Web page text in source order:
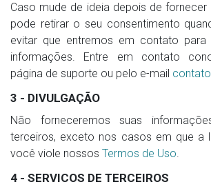
Caso mude de ideia depois de
pode retirar o seu consentimento
evitar que entremos em contato para
informações. Entre em contato
página de suporte ou pelo e-mail
3 - DIVULGAÇÃO
Não forneceremos suas
terceiros, exceto nos casos em que a
você viole nossos Termos de Uso.
4 - SERVIÇOS DE TERCEIROS